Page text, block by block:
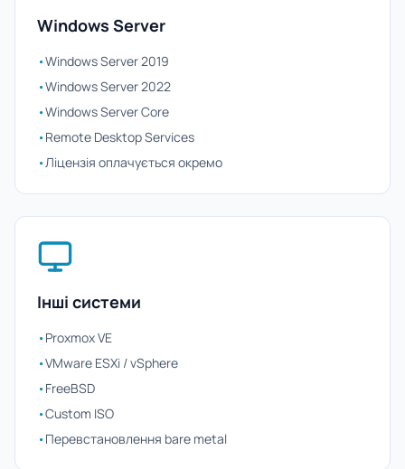
Windows Server
•Windows Server 2019
•Windows Server 2022
•Windows Server Core
•Remote Desktop Services
•Ліцензія оплачується окремо
Інші системи
•Proxmox VE
•VMware ESXi / vSphere
•FreeBSD
•Custom ISO
•Перевстановлення bare metal